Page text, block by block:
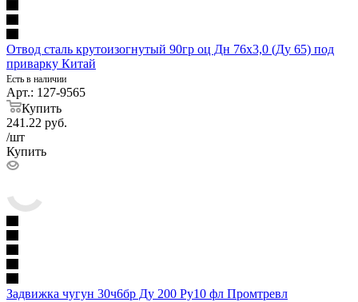
Отвод сталь крутоизогнутый 90гр оц Дн 76х3,0 (Ду 65) под
приварку Китай
Есть в наличии
Арт.: 127-9565
Купить
241.22 руб.
/шт
Купить
Задвижка чугун 30ч6бр Ду 200 Ру10 фл Промтревл